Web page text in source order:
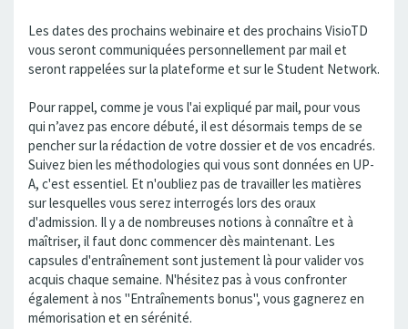
Les dates des prochains webinaire et des prochains VisioTD
vous seront communiquées personnellement par mail et
seront rappelées sur la plateforme et sur le Student Network.
Pour rappel, comme je vous l'ai expliqué par mail, pour vous
qui n’avez pas encore débuté, il est désormais temps de se
pencher sur la rédaction de votre dossier et de vos encadrés.
Suivez bien les méthodologies qui vous sont données en UP-
A, c'est essentiel. Et n'oubliez pas de travailler les matières
sur lesquelles vous serez interrogés lors des oraux
d'admission. Il y a de nombreuses notions à connaître et à
maîtriser, il faut donc commencer dès maintenant. Les
capsules d'entraînement sont justement là pour valider vos
acquis chaque semaine. N'hésitez pas à vous confronter
également à nos "Entraînements bonus", vous gagnerez en
mémorisation et en sérénité.